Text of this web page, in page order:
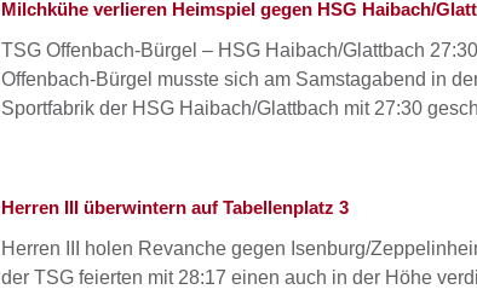
Milchkühe verlieren Heimspiel gegen HSG Haibach/
TSG Offenbach-Bürgel – HSG Haibach/Glattbach
Offenbach-Bürgel musste sich am Samstagabend in
Sportfabrik der HSG Haibach/Glattbach mit 27:30
Herren III überwintern auf Tabellenplatz 3
Herren III holen Revanche gegen Isenburg/
der TSG feierten mit 28:17 einen auch in der Höhe